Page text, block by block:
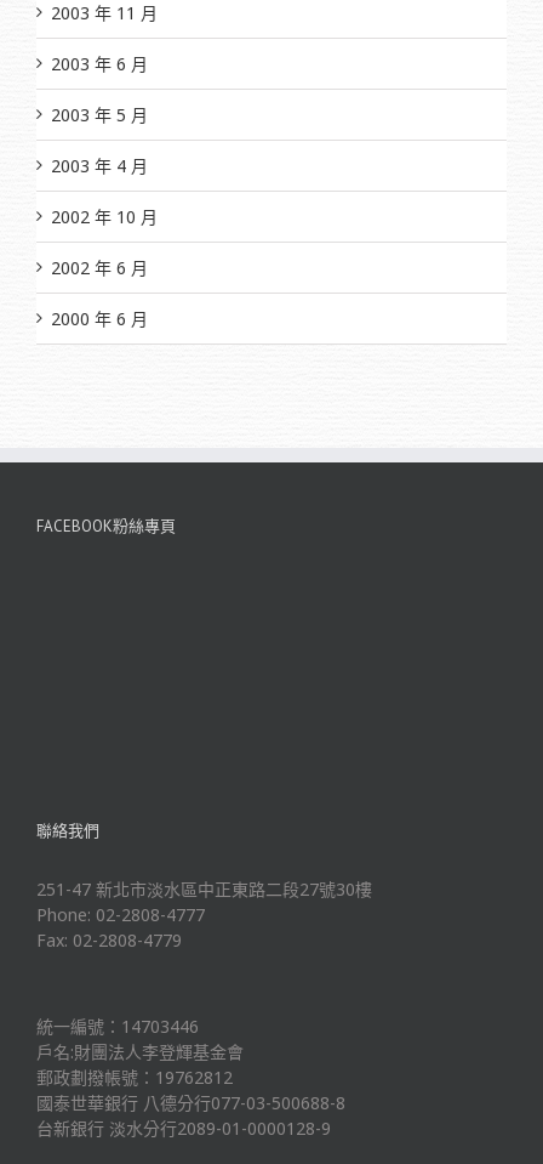
2003 年 11 月
2003 年 6 月
2003 年 5 月
2003 年 4 月
2002 年 10 月
2002 年 6 月
2000 年 6 月
FACEBOOK粉絲專頁
聯絡我們
251-47 新北市淡水區中正東路二段27號30樓
Phone: 02-2808-4777
Fax: 02-2808-4779
統一編號：14703446
戶名:財團法人李登輝基金會
郵政劃撥帳號：19762812
國泰世華銀行 八德分行077-03-500688-8
台新銀行 淡水分行2089-01-0000128-9